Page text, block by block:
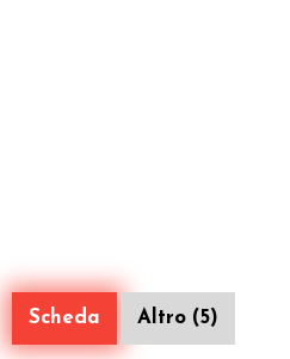
Scheda Altro (5)